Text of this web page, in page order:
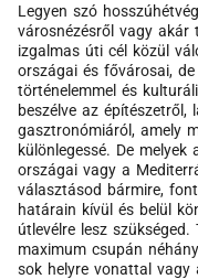
Legyen szó
városnézésről vagy akár
izgalmas úti cél közül
országai és fővárosai,
történelemmel és
beszélve az építészetről,
gasztronómiáról, amely
különlegessé. De
országai vagy a
választásod bármire,
határain kívül és belül
útlevélre lesz
maximum csupán
sok helyre vonattal vagy